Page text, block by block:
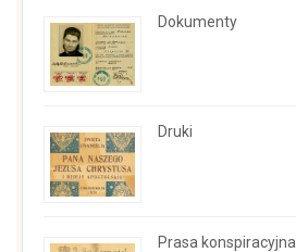
Dokumenty
Druki
Prasa konspiracyjna